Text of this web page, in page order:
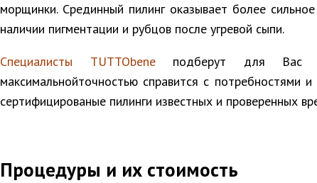
морщинки. Срединный пилинг оказывает более
наличии пигментации и рубцов после угревой сыпи.
Специалисты TUTTObeneподберут для Вас
максимальнойточностью справится с
сертифицированые пилинги известных и проверенных
Процедуры и их стоимость